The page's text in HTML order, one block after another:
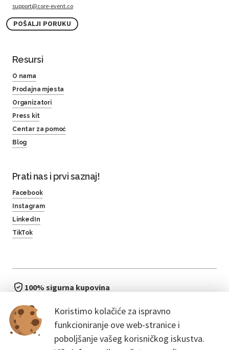
Koristimo kolačiće za ispravno
funkcioniranje ove web-stranice i
poboljšanje vašeg korisničkog iskustva.
support@core-event.co
POŠALJI PORUKU
Resursi
O nama
Prodajna mjesta
Organizatori
Press kit
Centar za pomoć
Blog
Prati nas i prvi saznaj!
Facebook
Instagram
LinkedIn
TikTok
100% sigurna kupovina
bez čekanja u redu